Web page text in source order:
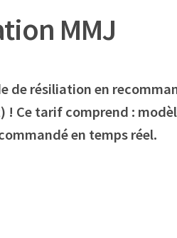
MMJ
résiliation en
Ce tarif comprend :
en temps réel.